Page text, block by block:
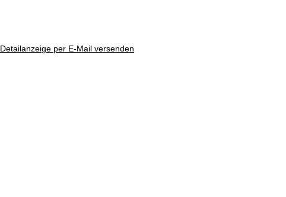
Detailanzeige per E-Mail versenden